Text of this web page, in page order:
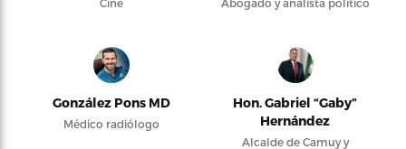
Cine Abogado y analista político
González Pons MD
Médico radiólogo
Hon. Gabriel “Gaby”
Hernández
Alcalde de Camuy y